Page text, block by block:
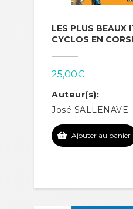
LES PLUS BEAUX
CYCLOS EN
25,00€
Auteur(s):
José SALLENAVE
Ajouter au panier